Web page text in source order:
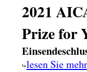
2021
Prize for
lesen Sie mehr